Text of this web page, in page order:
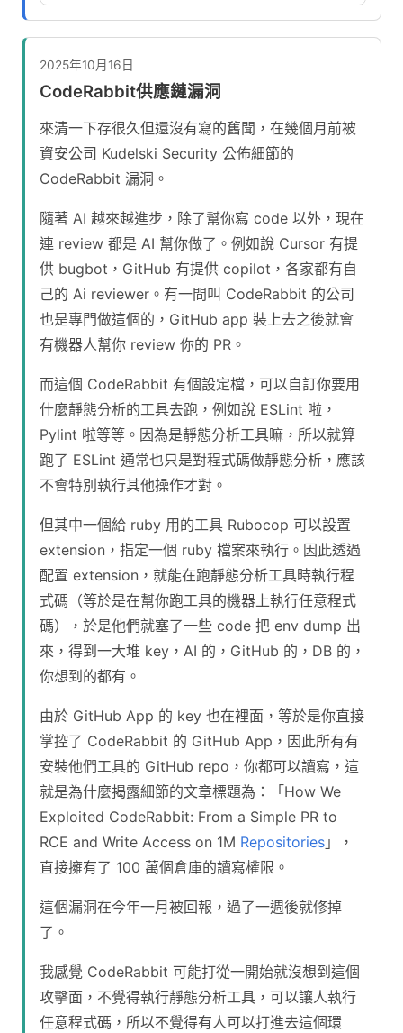
2025年10月16日
CodeRabbit供應鏈漏洞
來清一下存很久但還沒有寫的舊聞，在幾個月前被
資安公司 Kudelski Security 公佈細節的
CodeRabbit 漏洞。
隨著 AI 越來越進步，除了幫你寫 code 以外，現在
連 review 都是 AI 幫你做了。例如說 Cursor 有提
供 bugbot，GitHub 有提供 copilot，各家都有自
己的 Ai reviewer。有一間叫 CodeRabbit 的公司
也是專門做這個的，GitHub app 裝上去之後就會
有機器人幫你 review 你的 PR。
而這個 CodeRabbit 有個設定檔，可以自訂你要用
什麼靜態分析的工具去跑，例如說 ESLint 啦，
Pylint 啦等等。因為是靜態分析工具嘛，所以就算
跑了 ESLint 通常也只是對程式碼做靜態分析，應該
不會特別執行其他操作才對。
但其中一個給 ruby 用的工具 Rubocop 可以設置
extension，指定一個 ruby 檔案來執行。因此透過
配置 extension，就能在跑靜態分析工具時執行程
式碼（等於是在幫你跑工具的機器上執行任意程式
碼），於是他們就塞了一些 code 把 env dump 出
來，得到一大堆 key，AI 的，GitHub 的，DB 的，
你想到的都有。
由於 GitHub App 的 key 也在裡面，等於是你直接
掌控了 CodeRabbit 的 GitHub App，因此所有有
安裝他們工具的 GitHub repo，你都可以讀寫，這
就是為什麼揭露細節的文章標題為：「How We
Exploited CodeRabbit: From a Simple PR to
RCE and Write Access on 1M Repositories 」，
直接擁有了 100 萬個倉庫的讀寫權限。
這個漏洞在今年一月被回報，過了一週後就修掉
了。
我感覺 CodeRabbit 可能打從一開始就沒想到這個
攻擊面，不覺得執行靜態分析工具，可以讓人執行
任意程式碼，所以不覺得有人可以打進去這個環